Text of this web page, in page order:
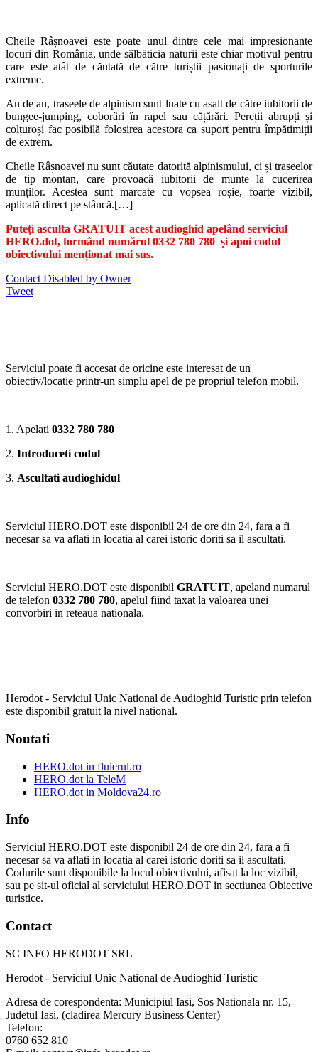
Cheile Râșnoavei este poate unul dintre cele mai impresionante
locuri din România, unde sălbăticia naturii este chiar motivul pentru
care este atât de căutată de către turiștii pasionați de sporturile
extreme.
An de an, traseele de alpinism sunt luate cu asalt de către iubitorii de
bungee-jumping, coborâri în rapel sau cățărări. Pereții abrupți și
colțuroși fac posibilă folosirea acestora ca suport pentru împătimiții
de extrem.
Cheile Râșnoavei nu sunt căutate datorită alpinismului, ci și traseelor
de tip montan, care provoacă iubitorii de munte la cucerirea
munților. Acestea sunt marcate cu vopsea roșie, foarte vizibil,
aplicată direct pe stâncă.[…]
Puteți asculta GRATUIT acest audioghid apelând serviciul
HERO.dot, formând numărul 0332 780 780 și apoi codul
obiectivului menționat mai sus.
Contact Disabled by Owner
Tweet
Serviciul poate fi accesat de oricine este interesat de un
obiectiv/locatie printr-un simplu apel de pe propriul telefon mobil.
1. Apelati 0332 780 780
2. Introduceti codul
3. Ascultati audioghidul
Serviciul HERO.DOT este disponibil 24 de ore din 24, fara a fi
necesar sa va aflati in locatia al carei istoric doriti sa il ascultati.
Serviciul HERO.DOT este disponibil GRATUIT, apeland numarul
de telefon 0332 780 780, apelul fiind taxat la valoarea unei
convorbiri in reteaua nationala.
Herodot - Serviciul Unic National de Audioghid Turistic prin telefon
este disponibil gratuit la nivel national.
Noutati
HERO.dot in fluierul.ro
HERO.dot la TeleM
HERO.dot in Moldova24.ro
Info
Serviciul HERO.DOT este disponibil 24 de ore din 24, fara a fi
necesar sa va aflati in locatia al carei istoric doriti sa il ascultati.
Codurile sunt disponibile la locul obiectivului, afisat la loc vizibil,
sau pe sit-ul oficial al serviciului HERO.DOT in sectiunea Obiective
turistice.
Contact
SC INFO HERODOT SRL
Herodot - Serviciul Unic National de Audioghid Turistic
Adresa de corespondenta: Municipiul Iasi, Sos Nationala nr. 15,
Judetul Iasi, (cladirea Mercury Business Center)
Telefon:
0760 652 810